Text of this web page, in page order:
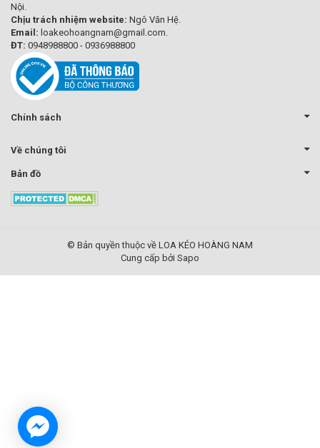
Nội.
Chịu trách nhiệm website: Ngô Văn Hệ.
Email: loakeohoangnam@gmail.com.
ĐT: 0948988800 - 0936988800
Chính sách
Về chúng tôi
Bản đồ
© Bản quyền thuộc về LOA KÉO HOÀNG NAM
Cung cấp bởi Sapo